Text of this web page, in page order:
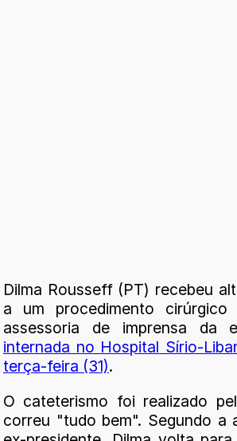
Dilma Rousseff (PT) recebeu
a um procedimento
assessoria de imprensa da
internada no Hospital Sírio-
terça-feira (31).
O cateterismo foi realizado
correu "tudo bem". Segundo a